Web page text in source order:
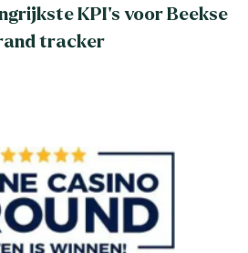
KPI’s voor Beekse
tracker